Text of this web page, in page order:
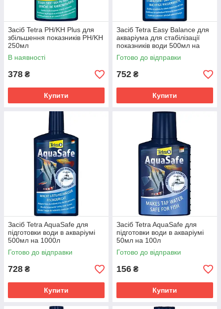
Засіб Tetra PH/KH Plus для
збільшення показників PH/KH
250мл
В наявності
378 ₴
Купити
Засіб Tetra Easy Balance для
акваріума для стабілізації
показників води 500мл на
2000л
Готово до відправки
752 ₴
Купити
Засіб Tetra AquaSafe для
підготовки води в акваріумі
500мл на 1000л
Готово до відправки
728 ₴
Купити
Засіб Tetra AquaSafe для
підготовки води в акваріумі
50мл на 100л
Готово до відправки
156 ₴
Купити